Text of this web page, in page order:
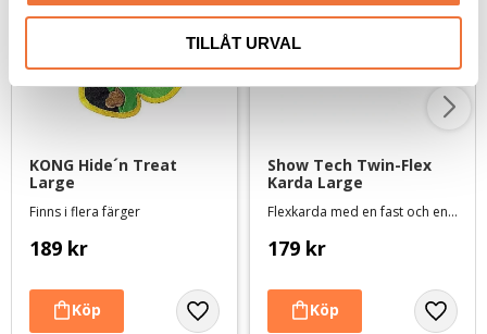
TILLÅT URVAL
KONG Hide´n Treat
Large
Finns i flera färger
189 kr
Show Tech Twin-Flex
Karda Large
Flexkarda med en fast och en mjuk sida
179 kr